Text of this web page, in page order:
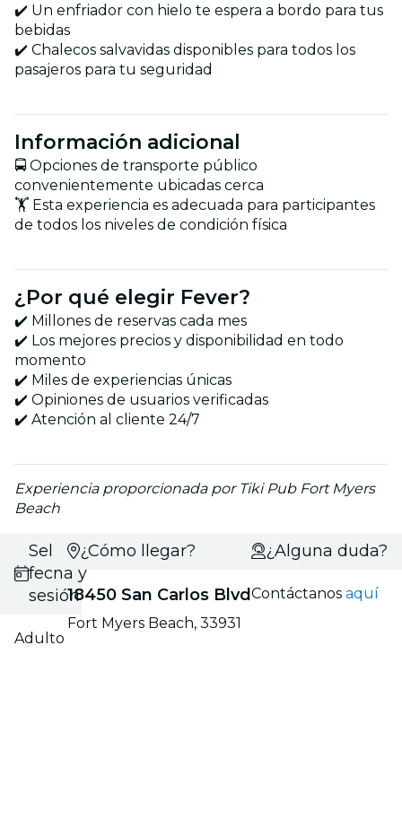
✔️ Un enfriador con hielo te espera a bordo para tus
bebidas
✔️ Chalecos salvavidas disponibles para todos los
pasajeros para tu seguridad
Información adicional
🚍 Opciones de transporte público
convenientemente ubicadas cerca
🏋️ Esta experiencia es adecuada para participantes
de todos los niveles de condición física
¿Por qué elegir Fever?
✔️ Millones de reservas cada mes
✔️ Los mejores precios y disponibilidad en todo
momento
✔️ Miles de experiencias únicas
✔️ Opiniones de usuarios verificadas
✔️ Atención al cliente 24/7
Experiencia proporcionada por Tiki Pub Fort Myers
Beach
Selecciona
fecha y
sesión
Adulto
¿Cómo llegar?
18450 San Carlos Blvd
Fort Myers Beach, 33931
¿Alguna duda?
Contáctanosaquí